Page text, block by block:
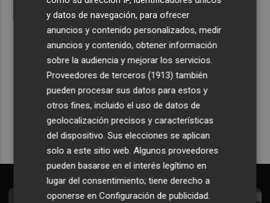
Recibe toda la actualidad de
Plaza Podcast en tu correo
Quiero suscribirme
y datos de navegación, para ofrecer
anuncios y contenido personalizados, medir
anuncios y contenido, obtener información
sobre la audiencia y mejorar los servicios.
Proveedores de terceros (1913) también
pueden procesar sus datos para estos y
otros fines, incluido el uso de datos de
geolocalización precisos y características
del dispositivo. Sus elecciones se aplican
solo a este sitio web. Algunos proveedores
pueden basarse en el interés legítimo en
lugar del consentimiento; tiene derecho a
oponerse enConfiguración de publicidad.